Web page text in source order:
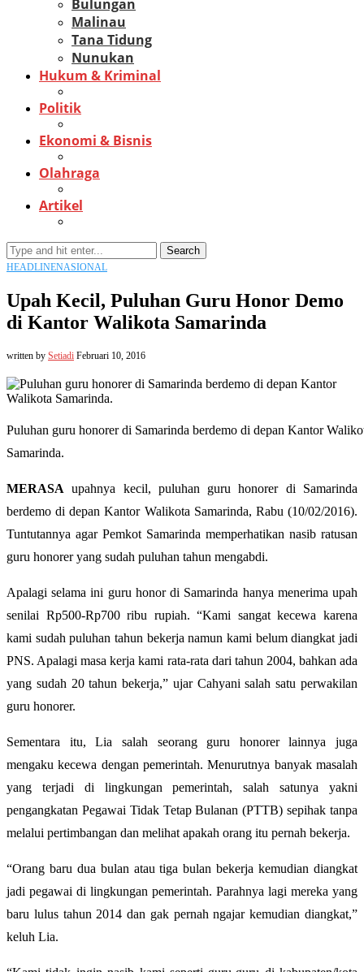
Bulungan
Malinau
Tana Tidung
Nunukan
Hukum & Kriminal
Politik
Ekonomi & Bisnis
Olahraga
Artikel
Search
HEADLINENASIONAL
Upah Kecil, Puluhan Guru Honor Demo
di Kantor Walikota Samarinda
written by Setiadi Februari 10, 2016
Puluhan guru honorer di Samarinda berdemo di depan Kantor
Samarinda.
MERASA upahnya kecil, puluhan guru honorer di Samarinda
berdemo di depan Kantor Walikota Samarinda, Rabu (10/02/2016).
Tuntutannya agar Pemkot Samarinda memperhatikan nasib ratusan
guru honorer yang sudah puluhan tahun mengabdi.
Apalagi selama ini guru honor di Samarinda hanya menerima upah
senilai Rp500-Rp700 ribu rupiah. “Kami sangat kecewa karena
kami sudah puluhan tahun bekerja namun kami belum diangkat jadi
PNS. Apalagi masa kerja kami rata-rata dari tahun 2004, bahkan ada
yang sudah 20 tahun bekerja,” ujar Cahyani salah satu perwakilan
guru honorer.
Sementara itu, Lia salah seorang guru honorer lainnya juga
mengaku kecewa dengan pemerintah. Menurutnya banyak masalah
yang terjadi di lingkungan pemerintah, salah satunya yakni
pengangkatan Pegawai Tidak Tetap Bulanan (PTTB) sepihak tanpa
melalui pertimbangan dan melihat apakah orang itu pernah bekerja.
“Orang baru dua bulan atau tiga bulan bekerja kemudian diangkat
jadi pegawai di lingkungan pemerintah. Parahnya lagi mereka yang
baru lulus tahun 2014 dan gak pernah ngajar kemudian diangkat,”
keluh Lia.